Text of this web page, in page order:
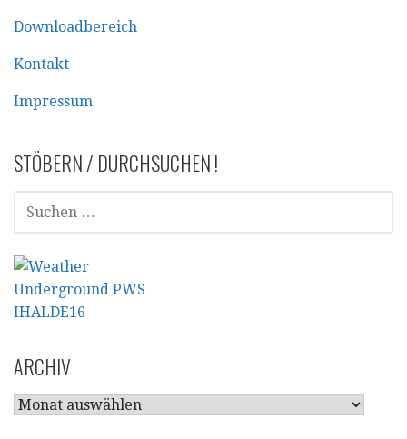
Downloadbereich
Kontakt
Impressum
STÖBERN / DURCHSUCHEN !
SUCHEN
NACH:
ARCHIV
ARCHIV